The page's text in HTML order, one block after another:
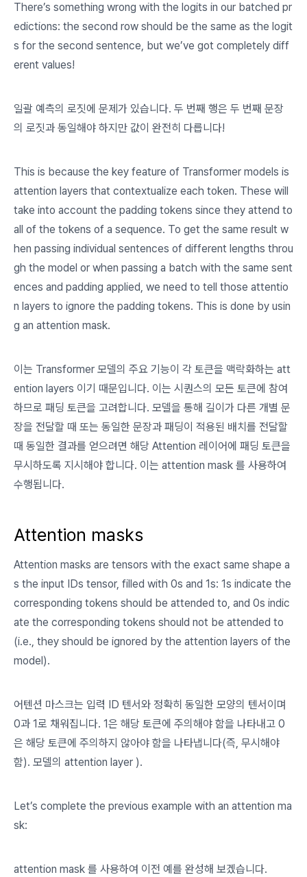
There’s something wrong with the logits in our batched pr
edictions: the second row should be the same as the logit
s for the second sentence, but we’ve got completely diff
erent values!
일괄 예측의 로짓에 문제가 있습니다. 두 번째 행은 두 번째 문장
의 로짓과 동일해야 하지만 값이 완전히 다릅니다!
This is because the key feature of Transformer models is
attention layers that contextualize each token. These will
take into account the padding tokens since they attend to
all of the tokens of a sequence. To get the same result w
hen passing individual sentences of different lengths throu
gh the model or when passing a batch with the same sent
ences and padding applied, we need to tell those attentio
n layers to ignore the padding tokens. This is done by usin
g an attention mask.
이는 Transformer 모델의 주요 기능이 각 토큰을 맥락화하는 att
ention layers 이기 때문입니다. 이는 시퀀스의 모든 토큰에 참여
하므로 패딩 토큰을 고려합니다. 모델을 통해 길이가 다른 개별 문
장을 전달할 때 또는 동일한 문장과 패딩이 적용된 배치를 전달할
때 동일한 결과를 얻으려면 해당 Attention 레이어에 패딩 토큰을
무시하도록 지시해야 합니다. 이는 attention mask 를 사용하여
수행됩니다.
Attention masks
Attention masks are tensors with the exact same shape a
s the input IDs tensor, filled with 0s and 1s: 1s indicate the
corresponding tokens should be attended to, and 0s indic
ate the corresponding tokens should not be attended to
(i.e., they should be ignored by the attention layers of the
model).
어텐션 마스크는 입력 ID 텐서와 정확히 동일한 모양의 텐서이며
0과 1로 채워집니다. 1은 해당 토큰에 주의해야 함을 나타내고 0
은 해당 토큰에 주의하지 않아야 함을 나타냅니다(즉, 무시해야
함). 모델의 attention layer ).
Let’s complete the previous example with an attention ma
sk:
attention mask 를 사용하여 이전 예를 완성해 보겠습니다.